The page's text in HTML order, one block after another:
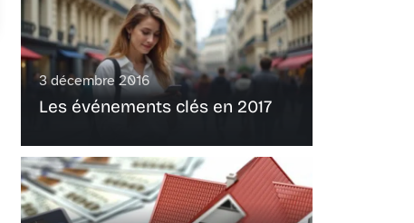
3 décembre 2016
Les événements clés en 2017